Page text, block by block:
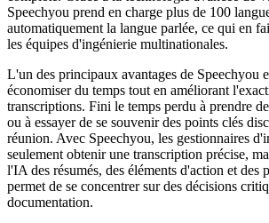
Speechyou prend en charge plus de 100
automatiquement la langue parlée, ce qui en
les équipes d'ingénierie multinationales.
L'un des principaux avantages de Speechyou
économiser du temps tout en améliorant
transcriptions. Fini le temps perdu à prendre
ou à essayer de se souvenir des points clés
réunion. Avec Speechyou, les gestionnaires
seulement obtenir une transcription précise,
l'IA des résumés, des éléments d'action et des
permet de se concentrer sur des décisions
documentation.